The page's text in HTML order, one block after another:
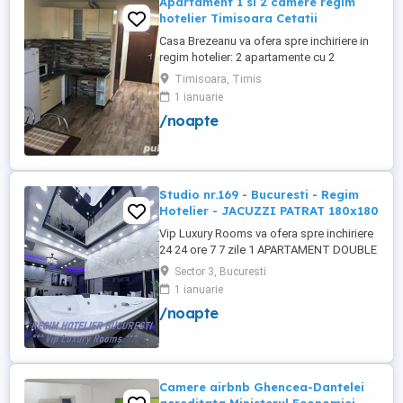
hotelier Timisoara Cetatii
Casa Brezeanu va ofera spre inchiriere in
regim hotelier: 2 apartamente cu 2
dormitoare, baie si bucatarie proprie. (4
locuri cazare in fiecare apartament) 1
apartament cu 1 dormitor, baie si
bucatarie proprie. (3 locuri cazare) Fiecare
Timisoara, Timis
1 ianuarie
/noapte
Studio nr.169 - Bucuresti - Regim
Hotelier - JACUZZI PATRAT 180x180
Vip Luxury Rooms va ofera spre inchiriere
24 24 ore 7 7 zile 1 APARTAMENT DOUBLE
ROOMS de 5 stele Luxoasa cu un desing
unic si deosebit in Sector 3 Bucuresti .
APARTAMENTUL se alfa in Complex
Rezidential Nou . Acces Bariera
Sector 3, Bucuresti
1 ianuarie
/noapte
Camere airbnb Ghencea-Dantelei